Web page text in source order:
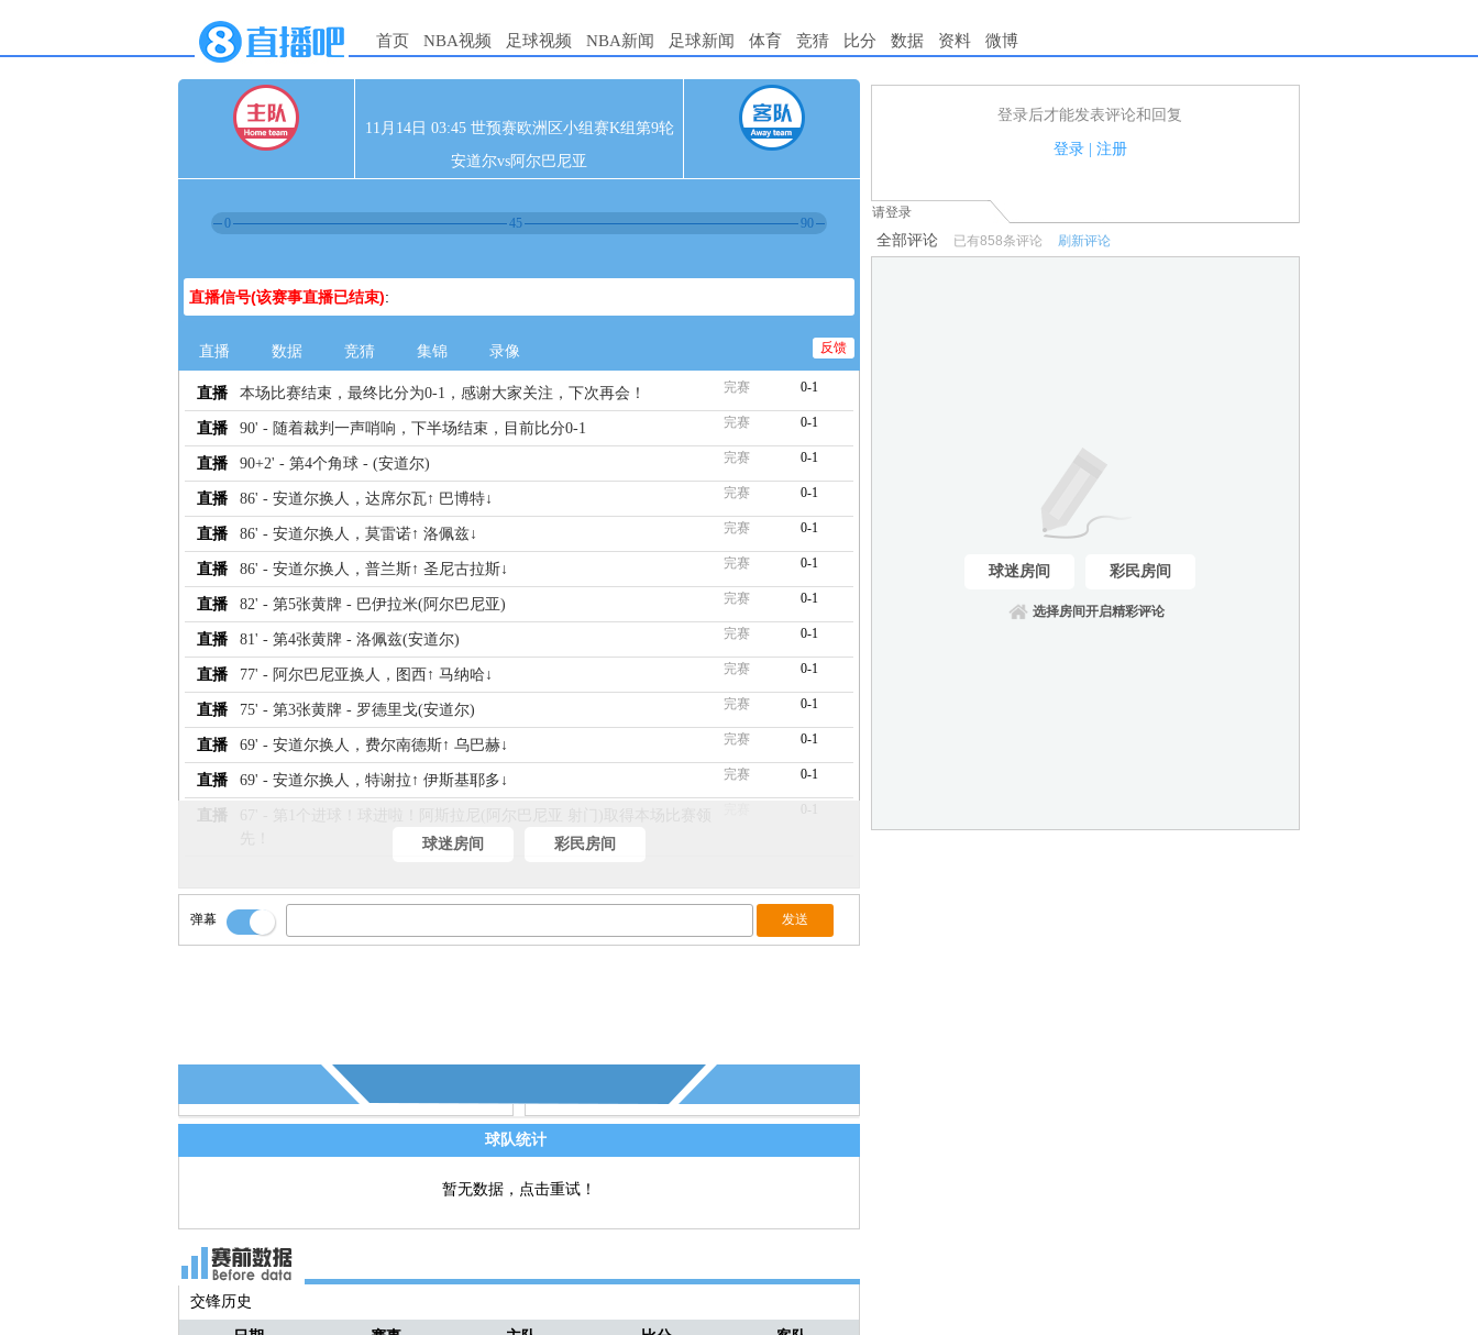
首页 NBA视频 足球视频 NBA新闻 足球新闻 体育 竞猜 比分 数据 资料 微博
11月14日 03:45 世预赛欧洲区小组赛K组第9轮
安道尔vs阿尔巴尼亚
0 45 90
直播信号(该赛事直播已结束):
直播 数据 竞猜 集锦 录像 反馈
直播 本场比赛结束，最终比分为0-1，感谢大家关注，下次再会！ 完赛 0-1
直播 90' - 随着裁判一声哨响，下半场结束，目前比分0-1 完赛 0-1
直播 90+2' - 第4个角球 - (安道尔) 完赛 0-1
直播 86' - 安道尔换人，达席尔瓦↑ 巴博特↓ 完赛 0-1
直播 86' - 安道尔换人，莫雷诺↑ 洛佩兹↓ 完赛 0-1
直播 86' - 安道尔换人，普兰斯↑ 圣尼古拉斯↓ 完赛 0-1
直播 82' - 第5张黄牌 - 巴伊拉米(阿尔巴尼亚) 完赛 0-1
直播 81' - 第4张黄牌 - 洛佩兹(安道尔) 完赛 0-1
直播 77' - 阿尔巴尼亚换人，图西↑ 马纳哈↓ 完赛 0-1
直播 75' - 第3张黄牌 - 罗德里戈(安道尔) 完赛 0-1
直播 69' - 安道尔换人，费尔南德斯↑ 乌巴赫↓ 完赛 0-1
直播 69' - 安道尔换人，特谢拉↑ 伊斯基耶多↓ 完赛 0-1
直播
直播 60' - 阿尔巴尼亚换人，乌苏里↑ 布罗亚↓ 完赛 0-1
球迷房间 彩民房间
弹幕
球队统计
暂无数据，点击重试！
交锋历史
登录后才能发表评论和回复
登录| 注册
1.电脑端新用户可以发表评论了！
请登录
全部评论 已有858条评论 刷新评论
球迷房间 彩民房间
选择房间开启精彩评论